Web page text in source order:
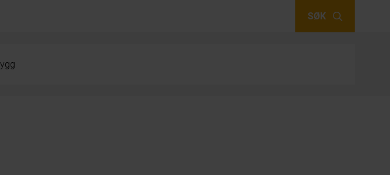
SØK